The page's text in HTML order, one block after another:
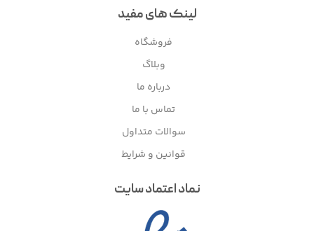
لینک های مفید
فروشگاه
وبلاگ
درباره ما
تماس با ما
سوالات متداول
قوانین و شرایط
نماد اعتماد سایت